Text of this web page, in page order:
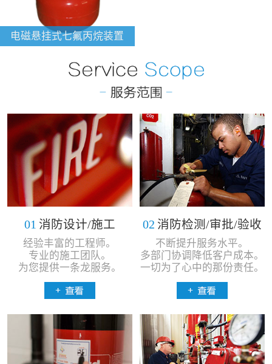
电磁悬挂式七氟丙烷装置
01 消防设计/施工
经验丰富的工程师。
专业的施工团队。
为您提供一条龙服务。
02 消防检测/审批/验收
不断提升服务水平。
多部门协调降低客户成本。
一切为了心中的那份责任。